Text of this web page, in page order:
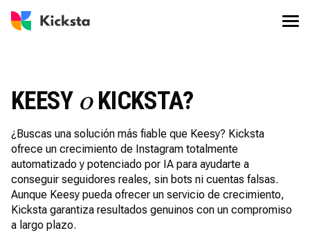
KEESY oKICKSTA?
¿Buscas una solución más fiable que Keesy? Kicksta
ofrece un crecimiento de Instagram totalmente
automatizado y potenciado por IA para ayudarte a
conseguir seguidores reales, sin bots ni cuentas falsas.
Aunque Keesy pueda ofrecer un servicio de crecimiento,
Kicksta garantiza resultados genuinos con un compromiso
a largo plazo.